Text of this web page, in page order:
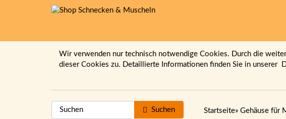
Wir verwenden nur technisch notwendige Cookies. Durch die
dieser Cookies zu. Detaillierte Informationen finden Sie in unserer
Suchen Startseite» Gehäuse für